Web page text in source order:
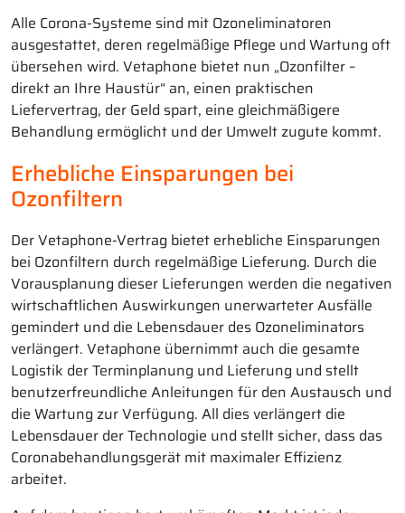
Alle Corona-Systeme sind mit Ozoneliminatoren
ausgestattet, deren regelmäßige Pflege und Wartung oft
übersehen wird. Vetaphone bietet nun „Ozonfilter –
direkt an Ihre Haustür“ an, einen praktischen
Liefervertrag, der Geld spart, eine gleichmäßigere
Behandlung ermöglicht und der Umwelt zugute kommt.
Erhebliche Einsparungen bei
Ozonfiltern
Der Vetaphone-Vertrag bietet erhebliche Einsparungen
bei Ozonfiltern durch regelmäßige Lieferung. Durch die
Vorausplanung dieser Lieferungen werden die negativen
wirtschaftlichen Auswirkungen unerwarteter Ausfälle
gemindert und die Lebensdauer des Ozoneliminators
verlängert. Vetaphone übernimmt auch die gesamte
Logistik der Terminplanung und Lieferung und stellt
benutzerfreundliche Anleitungen für den Austausch und
die Wartung zur Verfügung. All dies verlängert die
Lebensdauer der Technologie und stellt sicher, dass das
Coronabehandlungsgerät mit maximaler Effizienz
arbeitet.